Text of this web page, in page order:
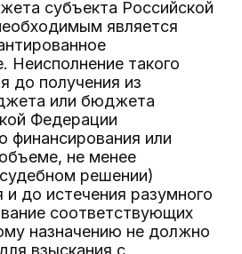
субъекта Российской
является
Неисполнение такого
до получения из
или бюджета
Федерации
финансирования или
не менее
решении)
и до истечения разумного
соответствующих
назначению не должно
взыскания с